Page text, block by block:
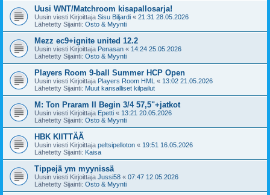
Uusi WNT/Matchroom kisapallosarja!
Uusin viesti Kirjoittaja Sisu Biljardi « 21:31 28.05.2026
Lähetetty Sijainti: Osto & Myynti
Mezz ec9+ignite united 12.2
Uusin viesti Kirjoittaja Penasan « 14:24 25.05.2026
Lähetetty Sijainti: Osto & Myynti
Players Room 9-ball Summer HCP Open
Uusin viesti Kirjoittaja Players Room HML « 13:02 21.05.2026
Lähetetty Sijainti: Muut kansalliset kilpailut
M: Ton Praram II Begin 3/4 57,5"+jatkot
Uusin viesti Kirjoittaja Epetti « 13:21 20.05.2026
Lähetetty Sijainti: Osto & Myynti
HBK KIITTÄÄ
Uusin viesti Kirjoittaja peltsipelloton « 19:51 16.05.2026
Lähetetty Sijainti: Kaisa
Tippejä ym myynissä
Uusin viesti Kirjoittaja Jussi58 « 07:47 12.05.2026
Lähetetty Sijainti: Osto & Myynti